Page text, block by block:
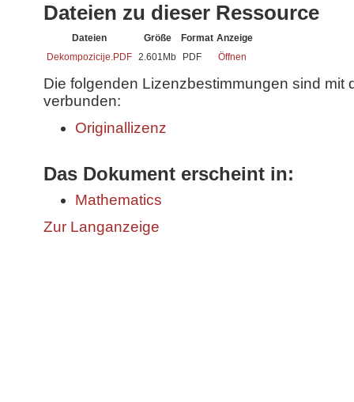
Dateien zu dieser Ressource
Dateien Größe Format Anzeige
Dekompozicije.PDF 2.601Mb PDF Öffnen
Die folgenden Lizenzbestimmungen sind mit
verbunden:
Originallizenz
Das Dokument erscheint in:
Mathematics
Zur Langanzeige